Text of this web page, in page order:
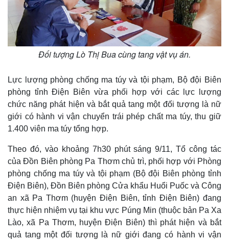
Đối tượng Lò Thị Bua cùng tang vật vụ án.
Lực lượng phòng chống ma túy và tội phạm, Bộ đội Biên
phòng tỉnh Điện Biên vừa phối hợp với các lực lượng
chức năng phát hiện và bắt quả tang một đối tượng là nữ
giới có hành vi vận chuyển trái phép chất ma túy, thu giữ
1.400 viên ma túy tổng hợp.
Theo đó, vào khoảng 7h30 phút sáng 9/11, Tổ công tác
của Đồn Biên phòng Pa Thơm chủ trì, phối hợp với Phòng
phòng chống ma túy và tội phạm (Bộ đội Biên phòng tỉnh
Điện Biên), Đồn Biên phòng Cửa khẩu Huổi Puốc và Công
an xã Pa Thơm (huyện Điện Biên, tỉnh Điện Biên) đang
thực hiện nhiệm vụ tại khu vực Púng Min (thuộc bản Pa Xa
Lào, xã Pa Thơm, huyện Điện Biên) thì phát hiện và bắt
quả tang một đối tượng là nữ giới đang có hành vi vận